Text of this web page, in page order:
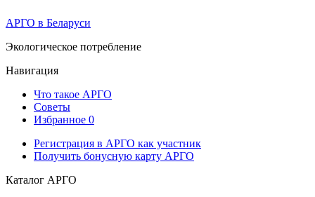
АРГО в Беларуси
Экологическое потребление
Навигация
Что такое АРГО
Советы
Избранное 0
Регистрация в АРГО как участник
Получить бонусную карту АРГО
Каталог АРГО